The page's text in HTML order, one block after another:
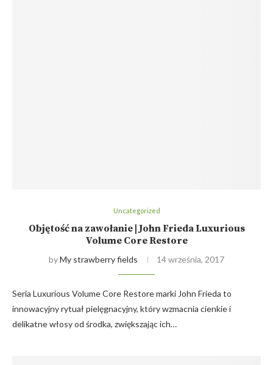
Uncategorized
Objętość na zawołanie | John Frieda Luxurious
Volume Core Restore
byMy strawberry fields 14 września, 2017
Seria Luxurious Volume Core Restore marki John Frieda to
innowacyjny rytuał pielęgnacyjny, który wzmacnia cienkie i
delikatne włosy od środka, zwiększając ich…